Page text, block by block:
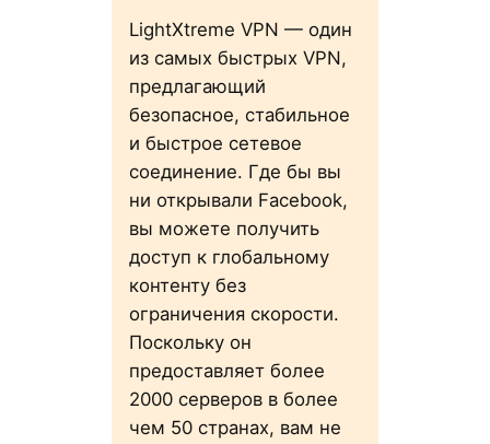
LightXtreme VPN — один
из самых быстрых VPN,
предлагающий
безопасное, стабильное
и быстрое сетевое
соединение. Где бы вы
ни открывали Facebook,
вы можете получить
доступ к глобальному
контенту без
ограничения скорости.
Поскольку он
предоставляет более
2000 серверов в более
чем 50 странах, вам не